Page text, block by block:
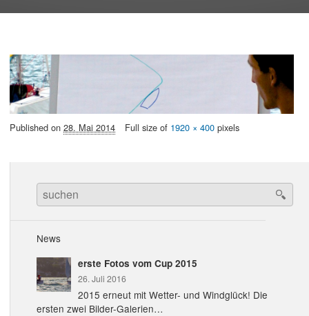
Published on 28. Mai 2014 Full size of 1920 × 400 pixels
Search
for:
News
erste Fotos vom Cup 2015
26. Juli 2016
2015 erneut mit Wetter- und Windglück! Die
ersten zwei Bilder-Galerien…